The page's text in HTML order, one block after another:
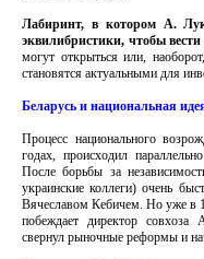
Лабиринт, в котором А.
эквилибристики, чтобы
могут открыться или,
становятся актуальными для
Беларусь и национальная
Процесс национального
годах, происходил
После борьбы за
украинские коллеги) очень
Вячеславом Кебичем. Но уже в
побеждает директор совхоза
свернул рыночные реформы и